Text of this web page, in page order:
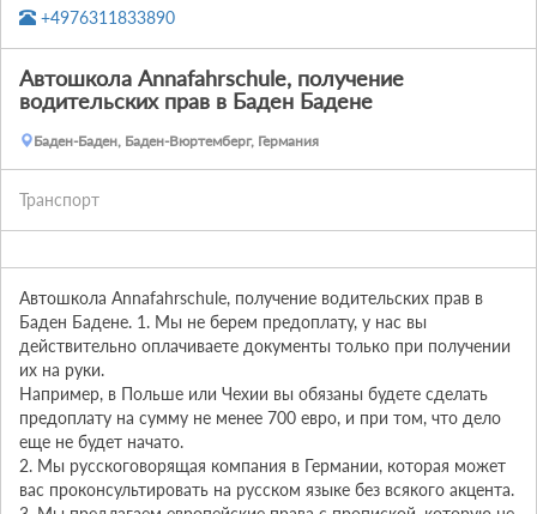
+4976311833890
Aвтошкола Annafahrschule, получение
водительских прав в Баден Бадене
Баден-Баден, Баден-Вюртемберг, Германия
Транспорт
Aвтошкола Annafahrschule, получение водительских прав в
Баден Бадене. 1. Мы не берем предоплату, у нас вы
действительно оплачиваете документы только при получении
их на руки.
Например, в Польше или Чехии вы обязаны будете сделать
предоплату на сумму не менее 700 евро, и при том, что дело
еще не будет начато.
2. Мы русскоговорящая компания в Германии, которая может
вас проконсультировать на русском языке без всякого акцента.